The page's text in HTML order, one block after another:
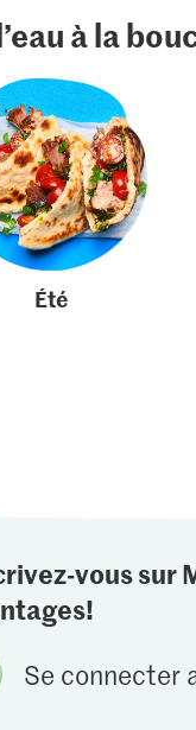
à la
Été
vous sur
Se connecter